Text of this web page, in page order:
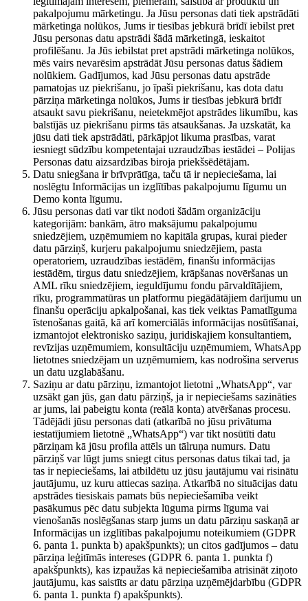
pakalpojumu mārketingu. Ja Jūsu personas dati tiek apstrādāti
mārketinga nolūkos, Jums ir tiesības jebkurā brīdī iebilst pret
Jūsu personas datu apstrādi šādā mārketingā, ieskaitot
profilēšanu. Ja Jūs iebilstat pret apstrādi mārketinga nolūkos,
mēs vairs nevarēsim apstrādāt Jūsu personas datus šādiem
nolūkiem. Gadījumos, kad Jūsu personas datu apstrāde
pamatojas uz piekrišanu, jo īpaši piekrišanu, kas dota datu
pārziņa mārketinga nolūkos, Jums ir tiesības jebkurā brīdī
atsaukt savu piekrišanu, neietekmējot apstrādes likumību, kas
balstījās uz piekrišanu pirms tās atsaukšanas. Ja uzskatāt, ka
jūsu dati tiek apstrādāti, pārkāpjot likuma prasības, varat
iesniegt sūdzību kompetentajai uzraudzības iestādei – Polijas
Personas datu aizsardzības biroja priekšsēdētājam.
Datu sniegšana ir brīvprātīga, taču tā ir nepieciešama, lai
noslēgtu Informācijas un izglītības pakalpojumu līgumu un
Demo konta līgumu.
Jūsu personas dati var tikt nodoti šādām organizāciju
kategorijām: bankām, ātro maksājumu pakalpojumu
sniedzējiem, uzņēmumiem no kapitāla grupas, kurai pieder
datu pārziņš, kurjeru pakalpojumu sniedzējiem, pasta
operatoriem, uzraudzības iestādēm, finanšu informācijas
iestādēm, tirgus datu sniedzējiem, krāpšanas novēršanas un
AML rīku sniedzējiem, ieguldījumu fondu pārvaldītājiem,
rīku, programmatūras un platformu piegādātājiem darījumu un
finanšu operāciju apkalpošanai, kas tiek veiktas Pamatlīguma
īstenošanas gaitā, kā arī komerciālās informācijas nosūtīšanai,
izmantojot elektronisko saziņu, juridiskajiem konsultantiem,
revīzijas uzņēmumiem, konsultāciju uzņēmumiem, WhatsApp
lietotnes sniedzējam un uzņēmumiem, kas nodrošina serverus
un datu uzglabāšanu.
Saziņu ar datu pārziņu, izmantojot lietotni „WhatsApp“, var
uzsākt gan jūs, gan datu pārziņš, ja ir nepieciešams sazināties
ar jums, lai pabeigtu konta (reālā konta) atvēršanas procesu.
Tādējādi jūsu personas dati (atkarībā no jūsu privātuma
iestatījumiem lietotnē „WhatsApp“) var tikt nosūtīti datu
pārziņam kā jūsu profila attēls un tālruņa numurs. Datu
pārziņš var lūgt jums sniegt citus personas datus tikai tad, ja
tas ir nepieciešams, lai atbildētu uz jūsu jautājumu vai risinātu
jautājumu, uz kuru attiecas saziņa. Atkarībā no situācijas datu
apstrādes tiesiskais pamats būs nepieciešamība veikt
pasākumus pēc datu subjekta lūguma pirms līguma vai
vienošanās noslēgšanas starp jums un datu pārziņu saskaņā ar
Informācijas un izglītības pakalpojumu noteikumiem (GDPR
6. panta 1. punkta b) apakšpunkts); un citos gadījumos – datu
pārziņa leģitīmās intereses (GDPR 6. panta 1. punkta f)
apakšpunkts), kas izpaužas kā nepieciešamība atrisināt ziņoto
jautājumu, kas saistīts ar datu pārziņa uzņēmējdarbību (GDPR
6. panta 1. punkta f) apakšpunkts).